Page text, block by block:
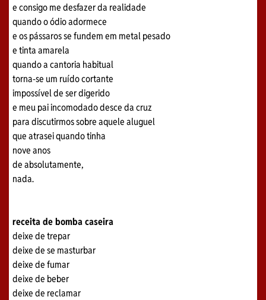
e consigo me desfazer da realidade
quando o ódio adormece
e os pássaros se fundem em metal pesado
e tinta amarela
quando a cantoria habitual
torna-se um ruído cortante
impossível de ser digerido
e meu pai incomodado desce da cruz
para discutirmos sobre aquele aluguel
que atrasei quando tinha
nove anos
de absolutamente,
nada.
receita de bomba caseira
deixe de trepar
deixe de se masturbar
deixe de fumar
deixe de beber
deixe de reclamar